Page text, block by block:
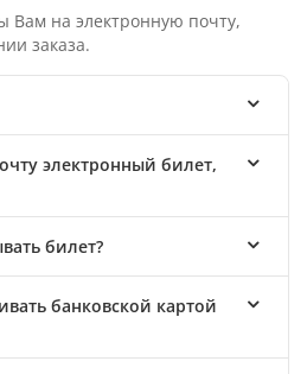
Вам на электронную почту,
заказа.
электронный билет,
билет?
банковской картой